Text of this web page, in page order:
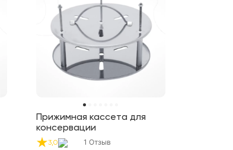
Прижимная кассета для
консервации
3,0 1 Отзыв